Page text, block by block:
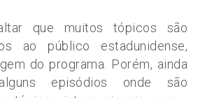
que muitos tópicos são
ao público estadunidense,
do programa. Porém, ainda
episódios onde são